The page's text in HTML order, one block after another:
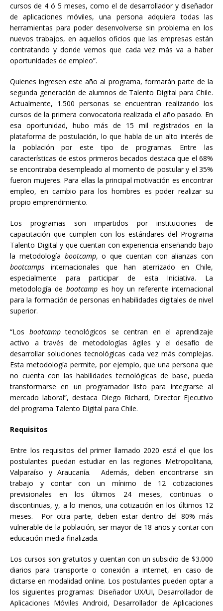
cursos de 4 ó 5 meses, como el de desarrollador y diseñador
de aplicaciones móviles, una persona adquiera todas las
herramientas para poder desenvolverse sin problema en los
nuevos trabajos, en aquellos oficios que las empresas están
contratando y donde vemos que cada vez más va a haber
oportunidades de empleo”.
Quienes ingresen este año al programa, formarán parte de la
segunda generación de alumnos de Talento Digital para Chile.
Actualmente, 1.500 personas se encuentran realizando los
cursos de la primera convocatoria realizada el año pasado. En
esa oportunidad, hubo más de 15 mil registrados en la
plataforma de postulación, lo que habla de un alto interés de
la población por este tipo de programas. Entre las
características de estos primeros becados destaca que el 68%
se encontraba desempleado al momento de postular y el 35%
fueron mujeres. Para ellas la principal motivación es encontrar
empleo, en cambio para los hombres es poder realizar su
propio emprendimiento.
Los programas son impartidos por instituciones de
capacitación que cumplen con los estándares del Programa
Talento Digital y que cuentan con experiencia enseñando bajo
la metodología bootcamp, o que cuentan con alianzas con
bootcamps internacionales que han aterrizado en Chile,
especialmente para participar de esta Iniciativa. La
metodología de bootcamp es hoy un referente internacional
para la formación de personas en habilidades digitales de nivel
superior.
“Los bootcamptecnológicos se centran en el aprendizaje
activo a través de metodologías ágiles y el desafío de
desarrollar soluciones tecnológicas cada vez más complejas.
Esta metodología permite, por ejemplo, que una persona que
no cuenta con las habilidades tecnológicas de base, pueda
transformarse en un programador listo para integrarse al
mercado laboral”, destaca Diego Richard, Director Ejecutivo
del programa Talento Digital para Chile.
Requisitos
Entre los requisitos del primer llamado 2020 está el que los
postulantes puedan estudiar en las regiones Metropolitana,
Valparaíso y Araucanía. Además, deben encontrarse sin
trabajo y contar con un mínimo de 12 cotizaciones
previsionales en los últimos 24 meses, continuas o
discontinuas, y, a lo menos, una cotización en los últimos 12
meses. Por otra parte, deben estar dentro del 80% más
vulnerable de la población, ser mayor de 18 años y contar con
educación media finalizada.
Los cursos son gratuitos y cuentan con un subsidio de $3.000
diarios para transporte o conexión a internet, en caso de
dictarse en modalidad online. Los postulantes pueden optar a
los siguientes programas: Diseñador UX/UI, Desarrollador de
Aplicaciones Móviles Android, Desarrollador de Aplicaciones